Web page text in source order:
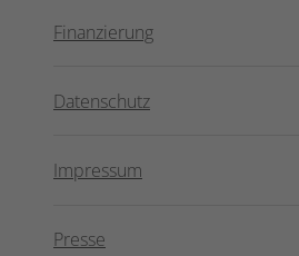
Finanzierung
Datenschutz
Impressum
Presse